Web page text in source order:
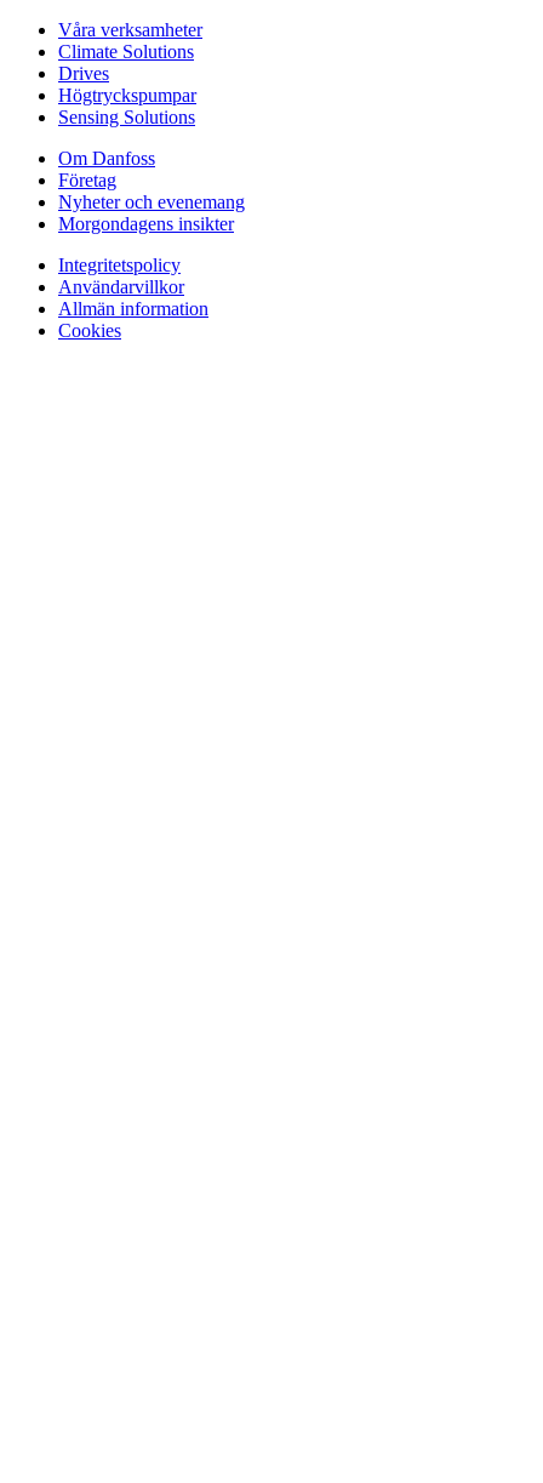
Våra verksamheter
Climate Solutions
Drives
Högtryckspumpar
Sensing Solutions
Om Danfoss
Företag
Nyheter och evenemang
Morgondagens insikter
Integritetspolicy
Användarvillkor
Allmän information
Cookies